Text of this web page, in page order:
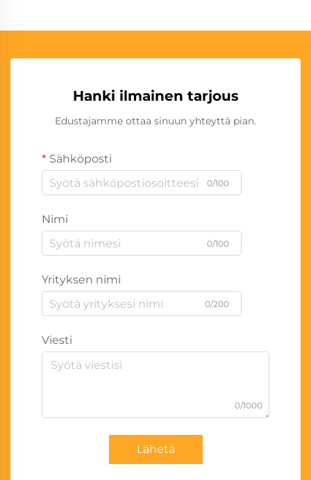
Hanki ilmainen tarjous
Edustajamme ottaa sinuun yhteyttä pian.
Sähköposti
0/100
Nimi
0/100
Yrityksen nimi
0/200
Viesti
0/1000
Lähetä